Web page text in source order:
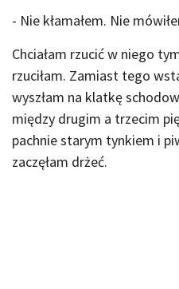
- Nie kłamałem. Nie
Chciałam rzucić w niego
rzuciłam. Zamiast tego
wyszłam na klatkę
między drugim a trzecim
pachnie starym tynkiem i
zaczęłam drżeć.